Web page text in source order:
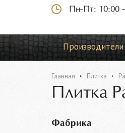
Пн-Пт: 10:00
Производители
Главная Плитка
Плитка
Фабрика